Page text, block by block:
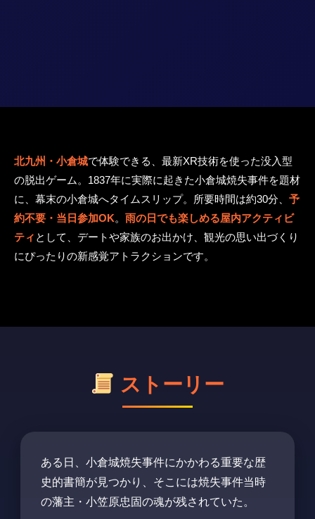
北九州・小倉城で体験できる、最新XR技術を使った没入型
の脱出ゲーム。1837年に実際に起きた小倉城焼失事件を題材
に、幕末の小倉城へタイムスリップ。所要時間は約30分、 予
約不要・当日参加OK。 雨の日でも楽しめる屋内アクティビ
ティ として、デートや家族のお出かけ、観光の思い出づくり
にぴったりの新感覚アトラクションです。
ストーリー
ある日、小倉城焼失事件にかかわる重要な歴
史的書簡が見つかり、そこには焼失事件当時
の藩主・小笠原忠固の魂が残されていた。